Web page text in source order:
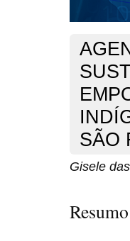
SÃO
Gisele
Resumo